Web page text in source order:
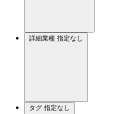
詳細業種 指定なし
タグ 指定なし